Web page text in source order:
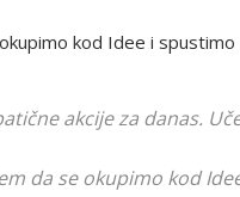
kod Idee i
akcije za danas.
da se okupimo kod